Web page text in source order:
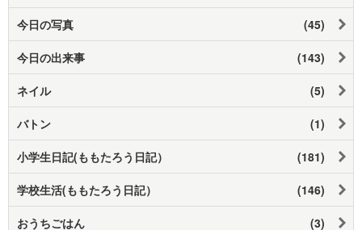
今日の写真 (45)
今日の出来事 (143)
ネイル (5)
バトン (1)
小学生日記(ももたろう日記） (181)
学校生活(ももたろう日記） (146)
おうちごはん (3)